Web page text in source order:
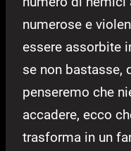
numerose e
essere assorbite
se non bastasse,
penseremo che
accadere, ecco
trasforma in un